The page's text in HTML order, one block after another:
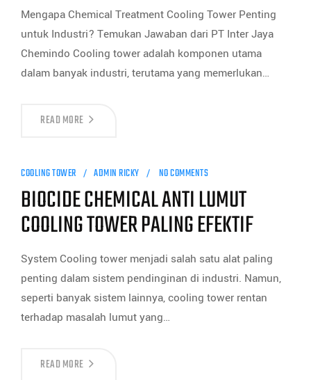
Mengapa Chemical Treatment Cooling Tower Penting
untuk Industri? Temukan Jawaban dari PT Inter Jaya
Chemindo Cooling tower adalah komponen utama
dalam banyak industri, terutama yang memerlukan…
READ MORE
COOLING TOWER ADMIN RICKY NO COMMENTS
BIOCIDE CHEMICAL ANTI LUMUT
COOLING TOWER PALING EFEKTIF
System Cooling tower menjadi salah satu alat paling
penting dalam sistem pendinginan di industri. Namun,
seperti banyak sistem lainnya, cooling tower rentan
terhadap masalah lumut yang…
READ MORE